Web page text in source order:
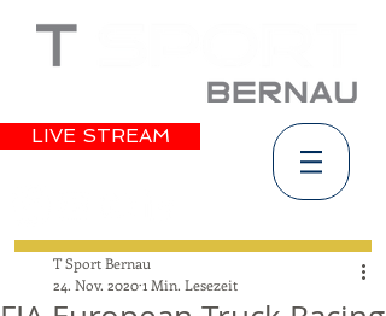
LIVE STREAM
T Sport Bernau
24. Nov. 20201 Min. Lesezeit